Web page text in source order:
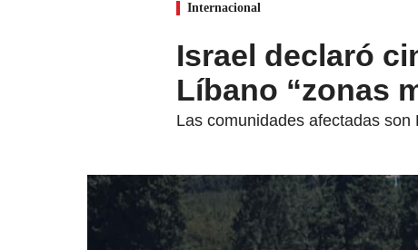
Internacional
Israel declaró
Líbano “zonas
Las comunidades afectadas